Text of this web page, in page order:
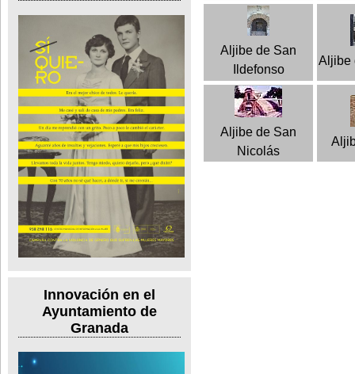
Innovación en el
Ayuntamiento de
Granada
Aljibe de San
Ildefonso
Aljibe
Aljibe de San
Nicolás